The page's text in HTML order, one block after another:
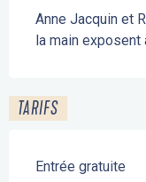
Anne Jacquin et
la main exposent
TARIFS
Entrée gratuite